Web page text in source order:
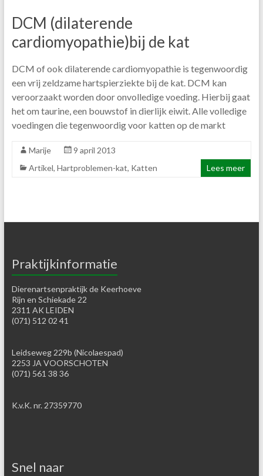
DCM (dilaterende
cardiomyopathie)bij de kat
DCM of ook dilaterende cardiomyopathie is tegenwoordig
een vrij zeldzame hartspierziekte bij de kat. DCM kan
veroorzaakt worden door onvolledige voeding. Hierbij gaat
het om taurine, een bouwstof in dierlijk eiwit. Alle volledige
voedingen die tegenwoordig voor katten op de markt
Marije
9 april 2013
Artikel, Hartproblemen-kat, Katten Lees meer
Praktijkinformatie
Dierenartsenpraktijk de Keerhoeve
Rijn en Schiekade 22
2311 AK LEIDEN
(071) 512 02 41
Leidseweg 229b (Nicolaespad)
2253 JA VOORSCHOTEN
(071) 561 38 36
K.v.K. nr. 27359770
Snel naar